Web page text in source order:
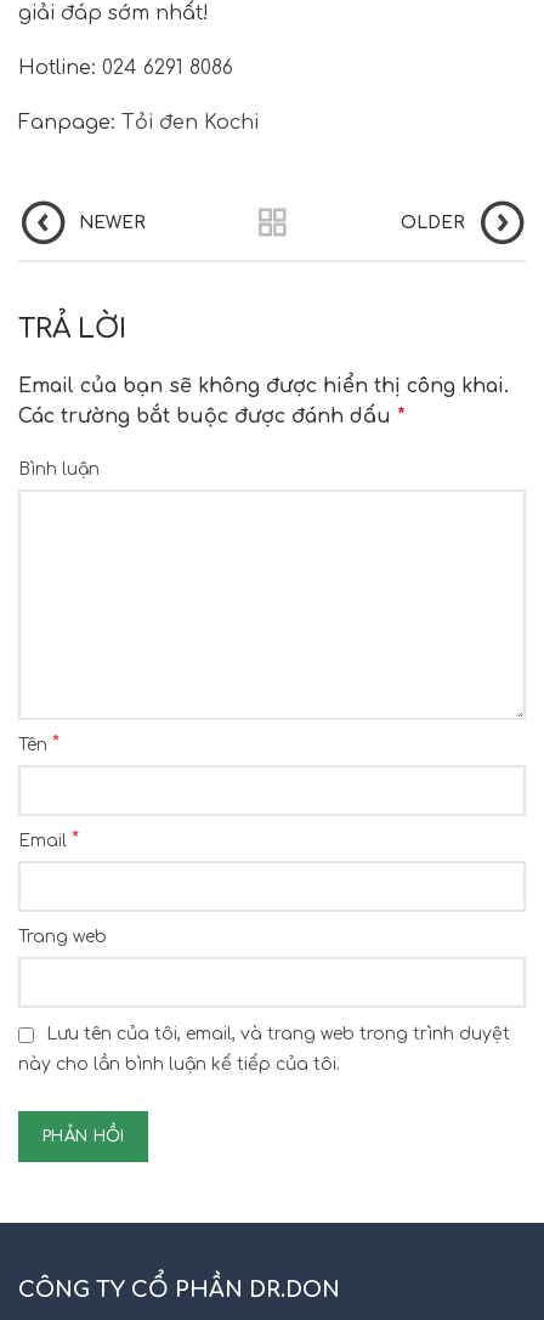
giải đáp sớm nhất!
Hotline: 024 6291 8086
Fanpage: Tỏi đen Kochi
NEWER OLDER
TRẢ LỜI
Email của bạn sẽ không được hiển thị công khai.
Các trường bắt buộc được đánh dấu *
Bình luận
Tên *
Email *
Trang web
Lưu tên của tôi, email, và trang web trong trình duyệt
này cho lần bình luận kế tiếp của tôi.
CÔNG TY CỔ PHẦN DR.DON